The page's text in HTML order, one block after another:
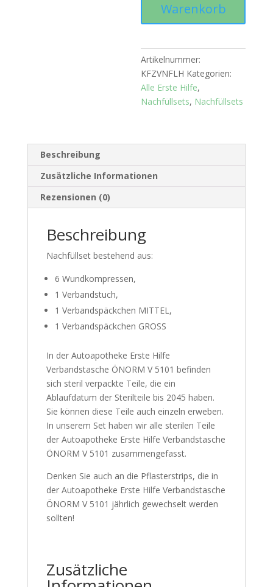
Sterilteile
Menge
Warenkorb
Artikelnummer:
KFZVNFLH Kategorien:
Alle Erste Hilfe,
Nachfüllsets, Nachfüllsets
Beschreibung
Zusätzliche Informationen
Rezensionen (0)
Beschreibung
Nachfüllset bestehend aus:
6 Wundkompressen,
1 Verbandstuch,
1 Verbandspäckchen MITTEL,
1 Verbandspäckchen GROSS
In der Autoapotheke Erste Hilfe
Verbandstasche ÖNORM V 5101 befinden
sich steril verpackte Teile, die ein
Ablaufdatum der Sterilteile bis 2045 haben.
Sie können diese Teile auch einzeln erweben.
In unserem Set haben wir alle sterilen Teile
der Autoapotheke Erste Hilfe Verbandstasche
ÖNORM V 5101 zusammengefasst.
Denken Sie auch an die Pflasterstrips, die in
der Autoapotheke Erste Hilfe Verbandstasche
ÖNORM V 5101 jährlich gewechselt werden
sollten!
Zusätzliche